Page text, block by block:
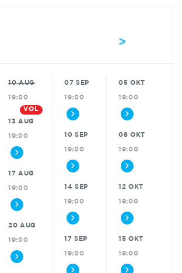
>
10 AUG
19:00
VOL
13 AUG
19:00
17 AUG
19:00
20 AUG
19:00
07 SEP
19:00
10 SEP
19:00
14 SEP
19:00
17 SEP
19:00
05 OKT
19:00
08 OKT
19:00
12 OKT
19:00
15 OKT
19:00